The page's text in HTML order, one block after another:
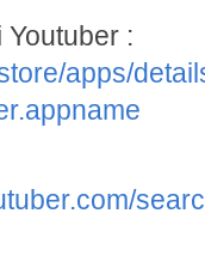
Youtuber :
apps/